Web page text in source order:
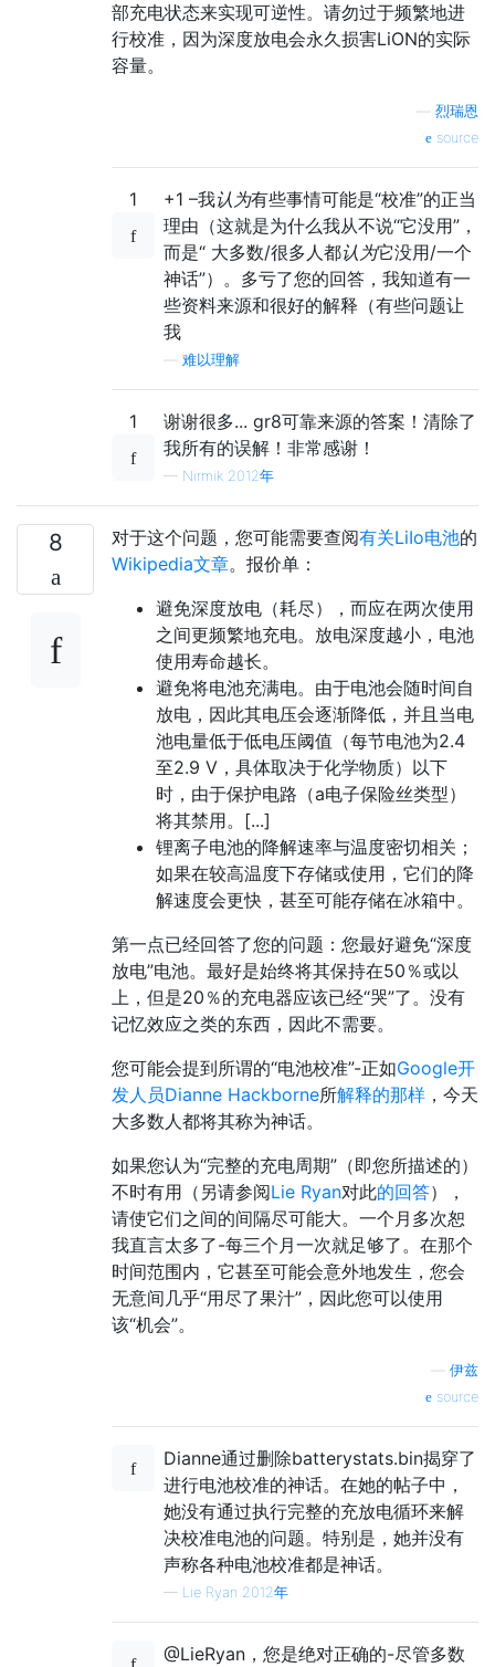
部充电状态来实现可逆性。请勿过于频繁地进
行校准，因为深度放电会永久损害LiON的实际
容量。
烈瑞恩
source
1 +1 –我认为有些事情可能是“校准”的正当
理由（这就是为什么我从不说“它没用”，
而是“ 大多数/很多人都认为它没用/一个
神话”）。多亏了您的回答，我知道有一
些资料来源和很好的解释（有些问题让
我
难以理解
1
谢谢很多... gr8可靠来源的答案！清除了
我所有的误解！非常感谢！
— Nirmik 2012年
8 对于这个问题，您可能需要查阅有关LiIo电池的
Wikipedia文章。报价单：
避免深度放电（耗尽），而应在两次使用
之间更频繁地充电。放电深度越小，电池
使用寿命越长。
避免将电池充满电。由于电池会随时间自
放电，因此其电压会逐渐降低，并且当电
池电量低于低电压阈值（每节电池为2.4
至2.9 V，具体取决于化学物质）以下
时，由于保护电路（a电子保险丝类型）
将其禁用。[...]
锂离子电池的降解速率与温度密切相关；
如果在较高温度下存储或使用，它们的降
解速度会更快，甚至可能存储在冰箱中。
第一点已经回答了您的问题：您最好避免“深度
放电”电池。最好是始终将其保持在50％或以
上，但是20％的充电器应该已经“哭”了。没有
记忆效应之类的东西，因此不需要。
您可能会提到所谓的“电池校准”-正如Google开
发人员Dianne Hackborne所解释的那样 ，今天
大多数人都将其称为神话。
如果您认为“完整的充电周期”（即您所描述的）
不时有用（另请参阅Lie Ryan对此的回答），
请使它们之间的间隔尽可能大。一个月多次恕
我直言太多了-每三个月一次就足够了。在那个
时间范围内，它甚至可能会意外地发生，您会
无意间几乎“用尽了果汁”，因此您可以使用
该“机会”。
伊兹
source
Dianne通过删除batterystats.bin揭穿了
进行电池校准的神话。在她的帖子中，
她没有通过执行完整的充放电循环来解
决校准电池的问题。特别是，她并没有
声称各种电池校准都是神话。
— Lie Ryan 2012年
@LieRyan，您是绝对正确的-尽管多数